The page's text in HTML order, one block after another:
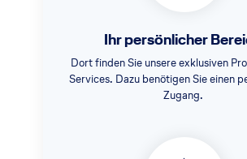
Ihr persönlicher
Dort finden Sie unsere exklusiven
Services. Dazu benötigen Sie einen
Zugang.